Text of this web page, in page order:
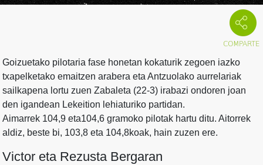
Goizuetako pilotaria fase honetan kokaturik zegoen iazko
txapelketako emaitzen arabera eta Antzuolako aurrelariak
sailkapena lortu zuen Zabaleta (22-3) irabazi ondoren joan
den igandean Lekeition lehiaturiko partidan.
Aimarrek 104,9 eta104,6 gramoko pilotak hartu ditu. Aitorrek
aldiz, beste bi, 103,8 eta 104,8koak, hain zuzen ere.
Victor eta Rezusta Bergaran